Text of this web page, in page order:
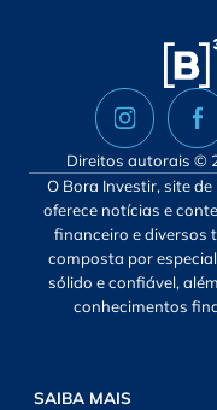
Direitos autorais ©
O Bora Investir, site
oferece notícias e
financeiro e diversos
composta por
sólido e confiável,
conhecimentos
SAIBA MAIS